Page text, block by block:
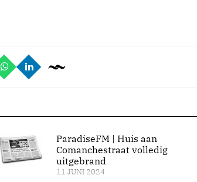
ParadiseFM | Huis aan
Comanchestraat volledig
uitgebrand
11 JUNI 2024